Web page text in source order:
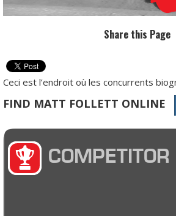
Share this Page
Ceci est l’endroit où les concurrents
FIND MATT FOLLETT ONLINE
COMPETITOR